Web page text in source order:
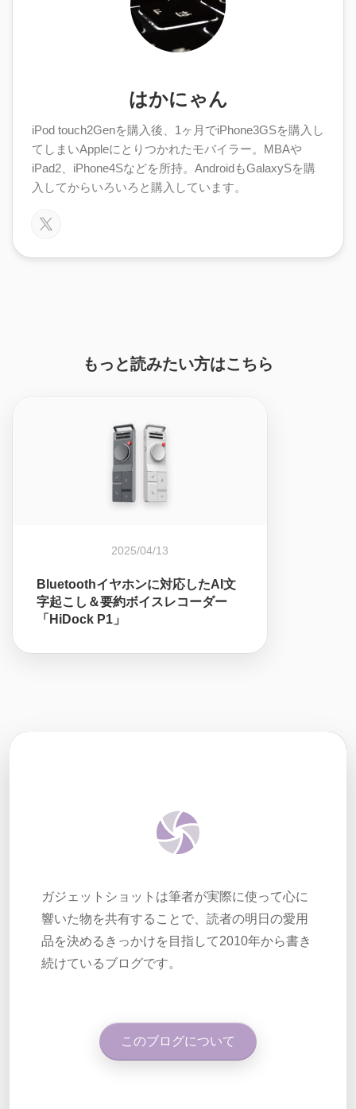
はかにゃん
iPod touch2Genを購入後、1ヶ月でiPhone3GSを購入し
てしまいAppleにとりつかれたモバイラー。MBAや
iPad2、iPhone4Sなどを所持。AndroidもGalaxySを購
入してからいろいろと購入しています。
もっと読みたい方はこちら
2025/04/13
Bluetoothイヤホンに対応したAI文
字起こし＆要約ボイスレコーダー
「HiDock P1」
ガジェットショットは筆者が実際に使って心に
響いた物を共有することで、読者の明日の愛用
品を決めるきっかけを目指して2010年から書き
続けているブログです。
このブログについて